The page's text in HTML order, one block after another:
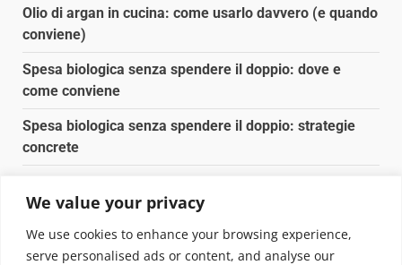
We value your privacy
We use cookies to enhance your browsing experience,
serve personalised ads or content, and analyse our
Olio di argan in cucina: come usarlo davvero (e quando
conviene)
Spesa biologica senza spendere il doppio: dove e
come conviene
Spesa biologica senza spendere il doppio: strategie
concrete
Pulizia naturale della casa: 3 ingredienti che
sostituiscono 10 prodotti chimici